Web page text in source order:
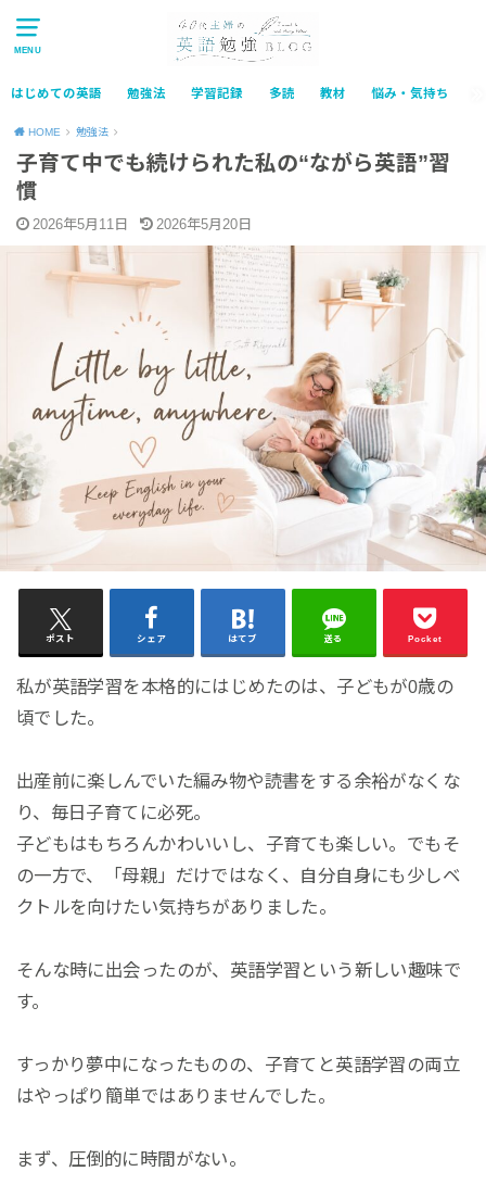
MENU
はじめての英語 勉強法 学習記録 多読 教材 悩み・気持ち
HOME 勉強法
子育て中でも続けられた私の“ながら英語”習
慣
2026年5月11日 2026年5月20日
ポスト シェア はてブ 送る Pocket
私が英語学習を本格的にはじめたのは、子どもが0歳の
頃でした。
出産前に楽しんでいた編み物や読書をする余裕がなくな
り、毎日子育てに必死。
子どもはもちろんかわいいし、子育ても楽しい。でもそ
の一方で、「母親」だけではなく、自分自身にも少しベ
クトルを向けたい気持ちがありました。
そんな時に出会ったのが、英語学習という新しい趣味で
す。
すっかり夢中になったものの、子育てと英語学習の両立
はやっぱり簡単ではありませんでした。
まず、圧倒的に時間がない。